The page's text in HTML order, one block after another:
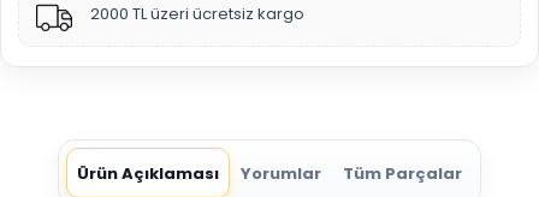
2000 TL üzeri ücretsiz kargo
Ürün Açıklaması Yorumlar Tüm Parçalar